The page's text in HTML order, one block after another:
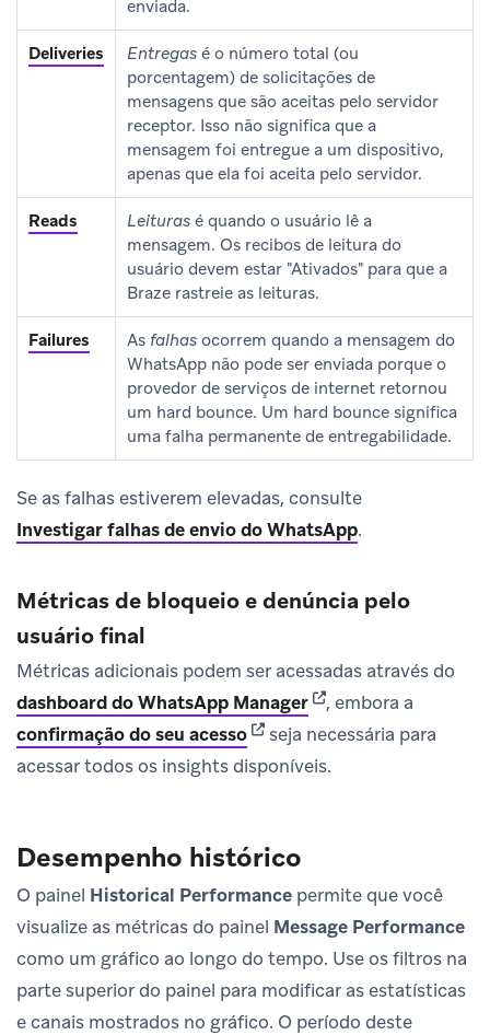
enviada.
Deliveries Entregas é o número total (ou
porcentagem) de solicitações de
mensagens que são aceitas pelo servidor
receptor. Isso não significa que a
mensagem foi entregue a um dispositivo,
apenas que ela foi aceita pelo servidor.
Reads Leituras é quando o usuário lê a
mensagem. Os recibos de leitura do
usuário devem estar "Ativados" para que a
Braze rastreie as leituras.
Failures As falhas ocorrem quando a mensagem do
WhatsApp não pode ser enviada porque o
provedor de serviços de internet retornou
um hard bounce. Um hard bounce significa
uma falha permanente de entregabilidade.
Se as falhas estiverem elevadas, consulte
Investigar falhas de envio do WhatsApp.
Métricas de bloqueio e denúncia pelo
usuário final
Métricas adicionais podem ser acessadas através do
dashboard do WhatsApp Manager(opens in new tab)
, embora a
confirmação do seu acesso(opens in new tab)
seja necessária para
acessar todos os insights disponíveis.
Desempenho histórico
O painel Historical Performance permite que você
visualize as métricas do painel Message Performance
como um gráfico ao longo do tempo. Use os filtros na
parte superior do painel para modificar as estatísticas
e canais mostrados no gráfico. O período deste